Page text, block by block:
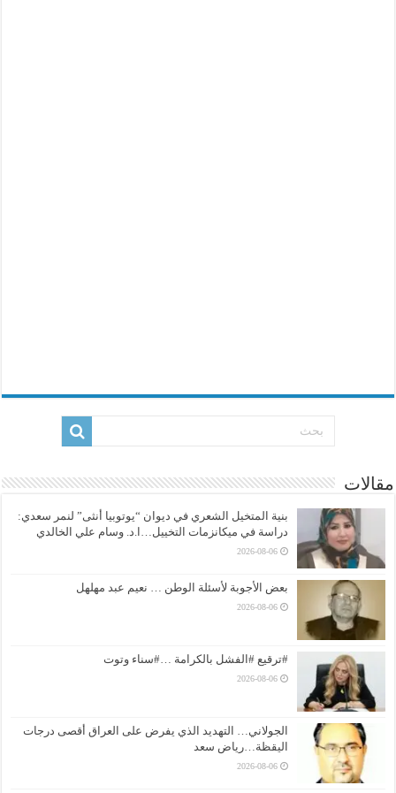
مقالات
بنية المتخيل الشعري في ديوان “يوتوبيا أنثى” لنمر سعدي:
دراسة في ميكانزمات التخييل…ا.د. وسام علي الخالدي
2026-08-06
بعض الأجوبة لأسئلة الوطن … نعيم عبد مهلهل
2026-08-06
#ترقيع #الفشل بالكرامة …#سناء وتوت
2026-08-06
الجولاني… التهديد الذي يفرض على العراق أقصى درجات
اليقظة…رياض سعد
2026-08-06